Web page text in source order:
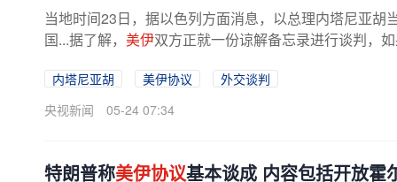
当地时间23日，据以色列方面消息，以总理内塔尼亚
国...据了解， 美伊双方正就一份谅解备忘录进行谈判，
内塔尼亚胡 美伊协议
外交谈判
央视新闻
05-24 07:34
特朗普称美伊协议基本谈成 内容包括开放霍